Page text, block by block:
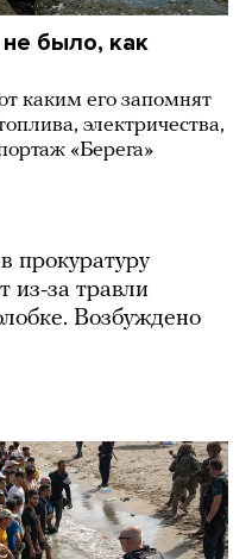
было, как
каким его запомнят
электричества,
«Берега»
прокуратуру
из-за травли
Возбуждено